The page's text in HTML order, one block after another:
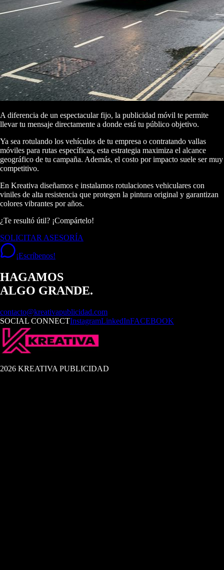
A diferencia de un espectacular fijo, la publicidad móvil te permite
llevar tu mensaje directamente a donde está tu público objetivo.
Ya sea rotulando los vehículos de tu empresa o contratando vallas
móviles para rutas específicas, esta estrategia maximiza el alcance
geográfico de tu campaña. Además, el costo por impacto suele ser muy
competitivo.
En Kreativa diseñamos e instalamos rotulaciones vehiculares con
viniles de alta resistencia que protegen la pintura original y garantizan
colores vibrantes por años.
¿Te resultó útil? ¡Compártelo!
SOLICITAR ASESORÍA
¡Escríbenos!
HAGAMOS
ALGO GRANDE.
contacto@kreativapublicidad.com
SOCIAL CONNECTInstagramLinkedInFACEBOOK
2026 KREATIVA PUBLICIDAD